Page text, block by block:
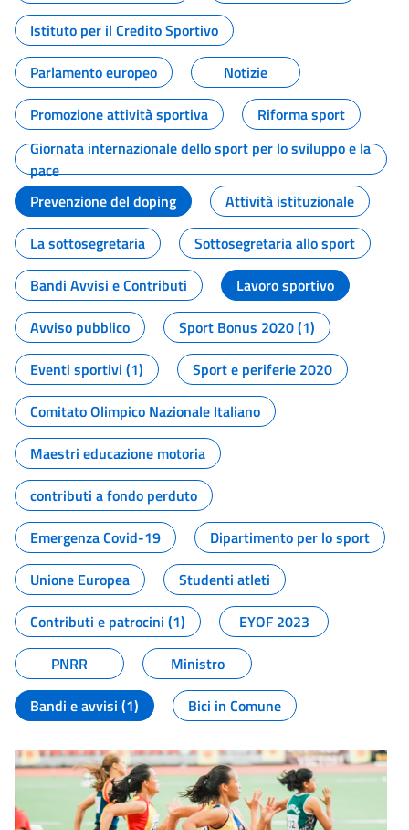
Istituto per il Credito Sportivo
Parlamento europeo
Notizie
Promozione attività sportiva
Riforma sport
Giornata internazionale dello sport per lo sviluppo e la
pace
Prevenzione del doping
Attività istituzionale
La sottosegretaria
Sottosegretaria allo sport
Bandi Avvisi e Contributi
Lavoro sportivo
Avviso pubblico
Sport Bonus 2020 (1)
Eventi sportivi (1)
Sport e periferie 2020
Comitato Olimpico Nazionale Italiano
Maestri educazione motoria
contributi a fondo perduto
Emergenza Covid-19
Dipartimento per lo sport
Unione Europea
Studenti atleti
Contributi e patrocini (1)
EYOF 2023
PNRR
Ministro
Bandi e avvisi (1)
Bici in Comune